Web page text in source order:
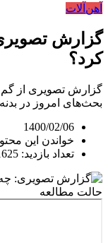
آهن‌آلات
گزارش
کرد؟
بحث‌های امروز در
1400/02/06
خواندن این محتوا 14 ثانیه زمان می‌برد
تعداد بازدید: 1625
حالت مطالعه